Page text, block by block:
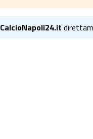
CalcioNapoli24.it